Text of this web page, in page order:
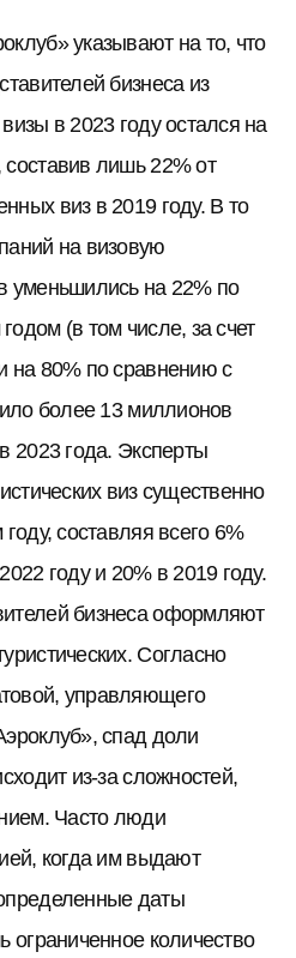
указывают на то, что
бизнеса из
в 2023 году остался на
лишь 22% от
виз в 2019 году. В то
на визовую
уменьшились на 22% по
(в том числе, за счет
на 80% по сравнению с
более 13 миллионов
2023 года. Эксперты
виз существенно
составляя всего 6%
году и 20% в 2019 году.
бизнеса оформляют
Согласно
управляющего
спад доли
из-за сложностей,
Часто люди
когда им выдают
даты
ограниченное количество